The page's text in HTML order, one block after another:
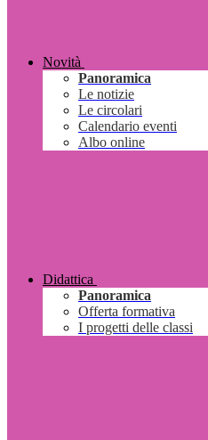
Novità
Panoramica
Le notizie
Le circolari
Calendario eventi
Albo online
Didattica
Panoramica
Offerta formativa
I progetti delle classi